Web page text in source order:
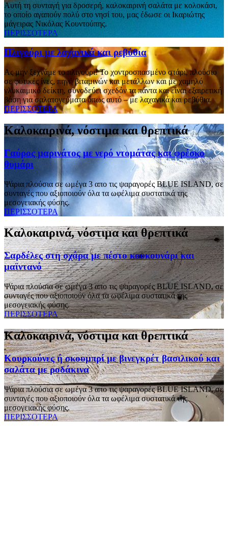
Αυτή τη συνταγή για δροσερή, καλοκαιρινή σαλάτα με κολοκάσι,
το οποίο αγαπούν πολύ στο νησί του, μας έδωσε οι Ικαριώτης
μάγειρας Νικόλας Κουντούπης.
ΠΕΡΙΣΣΟΤΕΡΑ
Πλιγούρι με λαχανικά και ρεβύθια
Ας μην ξεχνάμε το πλιγούρι! To χοντροσπασμένο στάρι, πλούσιο
σε φυτικές ίνες, πηγή βιταμινών και μετάλλων και με χαμηλό
γλυκαιμικό δείκτη, συνοδεύει σχεδόν τα πάντα και είναι εξαιρετική
βάση για σαλατογεύματα όπως αυτό – με λαχανικά και ρεβύθια.
ΠΕΡΙΣΣΟΤΕΡΑ
Καλοκαιρινά, νόστιμα και θρεπτικά
Γαύρος μαρινάτος με νερό ντομάτας και φρέσκο
θυμάρι
Ψάρια πλούσια σε ωμέγα 3 απο τις ψαραγορές BLUE ISLAND, σε
συνταγές που αξιοποιούν όλα τα ωφέλιμα συστατικά της
μεσογειακής φύσης.
ΠΕΡΙΣΣΟΤΕΡΑ
Καλοκαιρινά, νόστιμα και θρεπτικά
Σαρδέλες στη σχάρα με πέστο κουκουνάρι και
μαϊντανό
Ψάρια πλούσια σε ωμέγα 3 απο τις ψαραγορές BLUE ISLAND, σε
συνταγές που αξιοποιούν όλα τα ωφέλιμα συστατικά της
μεσογειακής φύσης.
ΠΕΡΙΣΣΟΤΕΡΑ
Καλοκαιρινά, νόστιμα και θρεπτικά
Κουρκούνες ή σκουμπρί με βινεγκρέτ βασιλικού και
σαλάτα με ροδάκινα
Ψάρια πλούσια σε ωμέγα 3 απο τις ψαραγορές BLUE ISLAND, σε
συνταγές που αξιοποιούν όλα τα ωφέλιμα συστατικά της
μεσογειακής φύσης.
ΠΕΡΙΣΣΟΤΕΡΑ